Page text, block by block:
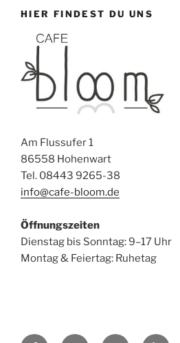
HIER FINDEST DU UNS
Am Flussufer 1
86558 Hohenwart
Tel. 08443 9265-38
info@cafe-bloom.de
Öffnungszeiten
Dienstag bis Sonntag: 9–17 Uhr
Montag & Feiertag: Ruhetag